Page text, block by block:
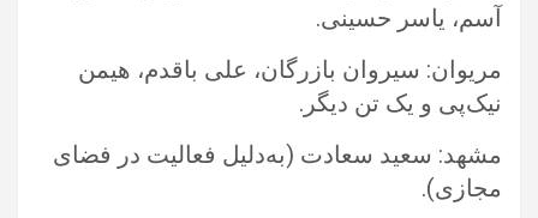
آسم، یاسر حسینی.‏
مریوان: سیروان بازرگان، علی باقدم، هیمن
نیک‌پی و یک تن دیگر.‏
مشهد: سعید سعادت (به‌دلیل فعالیت در فضای
مجازی).‏